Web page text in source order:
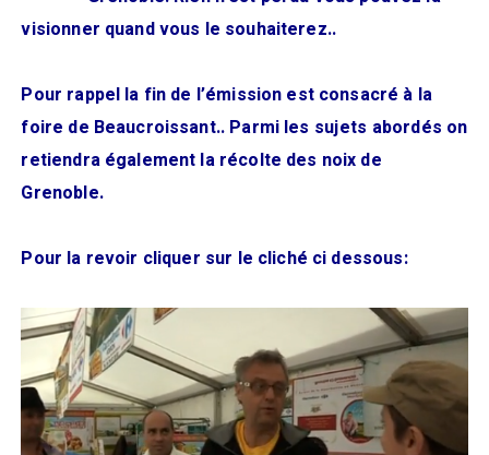
visionner quand vous le souhaiterez..
Pour rappel la fin de l’émission est consacré à la
foire de Beaucroissant.. Parmi les sujets abordés on
retiendra également la récolte des noix de
Grenoble.
Pour la revoir cliquer sur le cliché ci dessous: